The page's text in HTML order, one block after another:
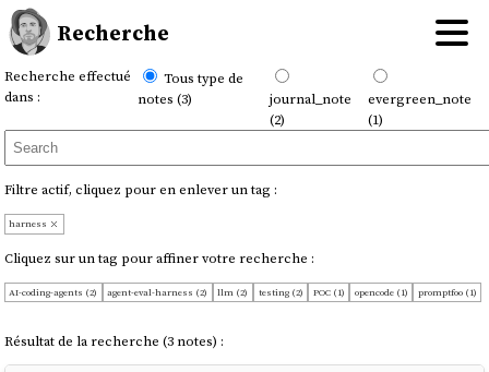
Recherche
Recherche effectué
dans :
Tous type de
notes (3)
journal_note
(2)
evergreen_note
(1)
Filtre actif, cliquez pour en enlever un tag :
harness
Cliquez sur un tag pour affiner votre recherche :
AI-coding-agents (2) agent-eval-harness (2) llm (2) testing (2) POC (1) opencode (1) promptfoo (1)
Résultat de la recherche (3 notes) :